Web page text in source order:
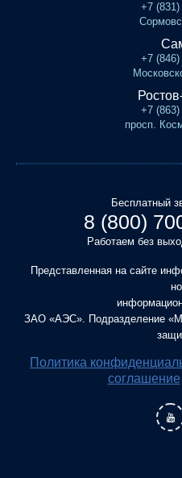
+7 (831)
+7 (846)
+7 (863)
просп.
Бесплатный
8 (800)
Работаем без
Представленная на сайте
ЗАО «АЭС». Подразделение
Политика
соглашение